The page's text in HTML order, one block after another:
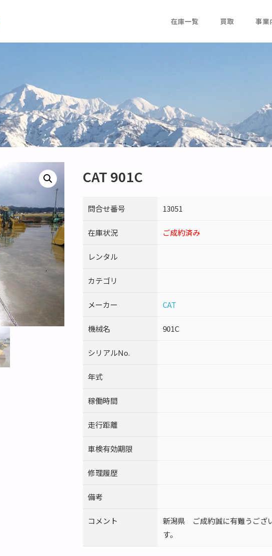
在庫一覧 買取 事業
CAT 901C
問合せ番号 13051
在庫状況 ご成約済み
レンタル
カテゴリ
メーカー CAT
機械名 901C
シリアルNo.
年式
稼働時間
走行距離
車検有効期限
修理履歴
備考
コメント
新潟県 ご成約誠に有難うござ
す。